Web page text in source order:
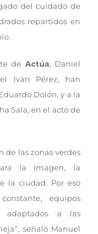
del cuidado de
repartidos en
de Actúa, Daniel
Iván Pérez, han
Dolón, y a la
Sala, en el acto de
de las zonas verdes
la imagen, la
la ciudad. Por eso
equipos
adaptados a las
señaló Manuel